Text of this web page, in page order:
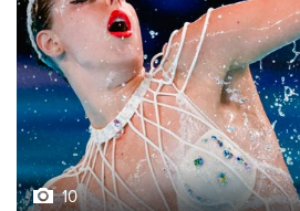
10
Фотохроника 5 августа